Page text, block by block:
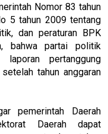
Nomor 83 tahun
5 tahun 2009 tentang
dan peraturan BPK
bahwa partai politik
laporan pertanggung
tahun anggaran
pemerintah Daerah
Daerah dapat